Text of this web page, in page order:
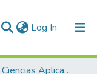
Log In (current)
Escuela de Ciencias Aplicadas e Ingeniería